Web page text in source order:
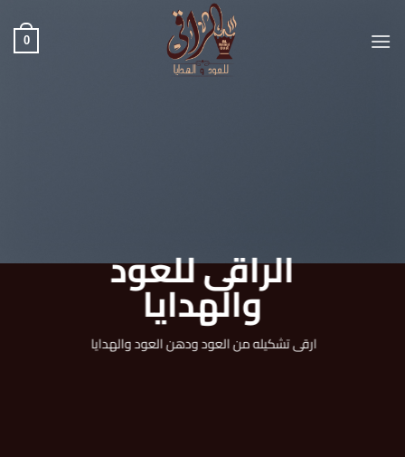
للمحتوى
0
الراقى للعود
والهدايا
ارقى تشكيله من العود ودهن العود والهدايا